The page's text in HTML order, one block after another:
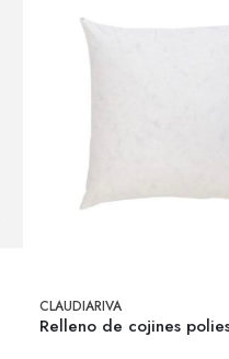
CLAUDIARIVA
Relleno de cojines